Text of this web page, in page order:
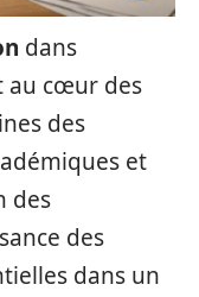
dans
au cœur des
des
et
des
des
dans un